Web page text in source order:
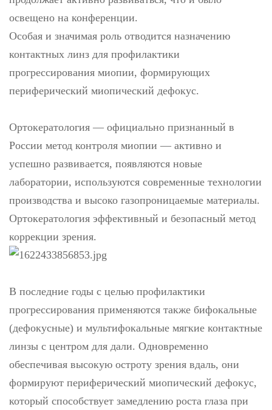
освещено на конференции.
Особая и значимая роль отводится назначению
контактных линз для профилактики
прогрессирования миопии, формирующих
периферический миопический дефокус.
Ортокератология — официально признанный в
России метод контроля миопии — активно и
успешно развивается, появляются новые
лаборатории, используются современные технологии
производства и высоко газопроницаемые материалы.
Ортокератология эффективный и безопасный метод
коррекции зрения.
В последние годы с целью профилактики
прогрессирования применяются также бифокальные
(дефокусные) и мультифокальные мягкие контактные
линзы с центром для дали. Одновременно
обеспечивая высокую остроту зрения вдаль, они
формируют периферический миопический дефокус,
который способствует замедлению роста глаза при